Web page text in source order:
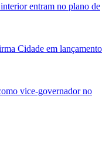
entram no plano de
Cidade em lançamento
vice-governador no